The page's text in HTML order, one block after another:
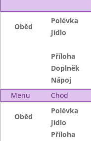
Oběd
Polévka
Jídlo
Příloha
Doplněk
Nápoj
Menu
Chod
Oběd
Polévka
Jídlo
Příloha